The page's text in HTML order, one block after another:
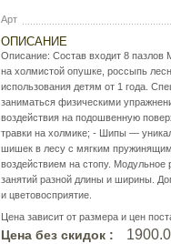
Арт
ОПИСАНИЕ
Описание: Состав входит 8
на холмистой опушке, россыпь
использования детям от 1 года.
заниматься физическими
воздействия на подошвенную
травки на холмике; - Шипы —
шишек в лесу с мягким
воздействием на стопу. Модульное
занятий разной длины и ширины.
и цветовосприятие.
Цена зависит от размера и цен
Цена без скидок :